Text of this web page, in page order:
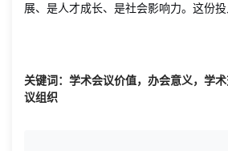
展、是人才成长、是社会影响力。这份投
关键词：学术会议价值，办会意义，学
议组织